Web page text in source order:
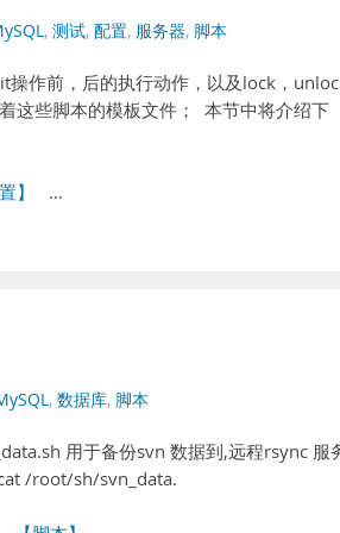
, 测试, 配置, 服务器, 脚本
作前，后的执行动作，以及lock，
这些脚本的模板文件； 本节中将介绍下
】
…
, 数据库, 脚本
用于备份svn 数据到,远程rsync 服
/root/sh/svn_data.